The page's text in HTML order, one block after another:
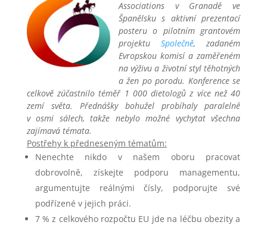
Associations v Granadě ve
Španělsku s aktivní prezentací
posteru o pilotním grantovém
projektu Společně, zadaném
Evropskou komisí a zaměřeném
na výživu a životní styl těhotných
a žen po porodu. Konference se
celkově zúčastnilo téměř 1 000 dietologů z více než 40
zemí světa. Přednášky bohužel probíhaly paralelně
v osmi sálech, takže nebylo možné vychytat všechna
zajímavá témata.
Postřehy k předneseným tématům:
Nenechte nikdo v našem oboru pracovat
dobrovolně, získejte podporu managementu,
argumentujte reálnými čísly, podporujte své
podřízené v jejich práci.
7 % z celkového rozpočtu EU jde na léčbu obezity a